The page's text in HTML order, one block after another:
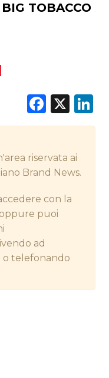
TOBACCO
X
riservata ai
Brand News.
con la
puoi
ad
o telefonando